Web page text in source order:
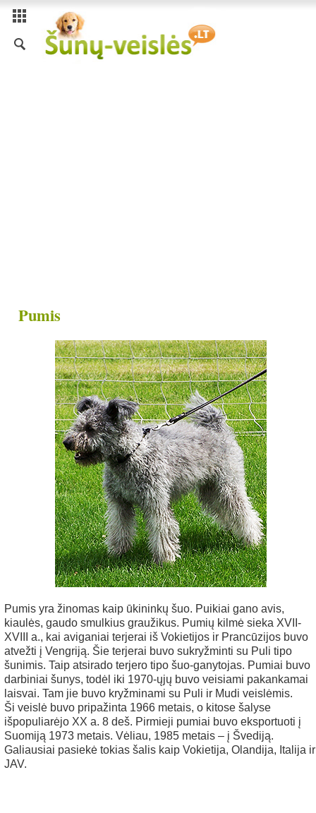
Pumis
Pumis yra žinomas kaip ūkininkų šuo. Puikiai gano avis,
kiaulės, gaudo smulkius graužikus. Pumių kilmė sieka XVII-
XVIII a., kai aviganiai terjerai iš Vokietijos ir Prancūzijos buvo
atvežti į Vengriją. Šie terjerai buvo sukryžminti su Puli tipo
šunimis. Taip atsirado terjero tipo šuo-ganytojas. Pumiai buvo
darbiniai šunys, todėl iki 1970-ųjų buvo veisiami pakankamai
laisvai. Tam jie buvo kryžminami su Puli ir Mudi veislėmis.
Ši veislė buvo pripažinta 1966 metais, o kitose šalyse
išpopuliarėjo XX a. 8 deš. Pirmieji pumiai buvo eksportuoti į
Suomiją 1973 metais. Vėliau, 1985 metais – į Švediją.
Galiausiai pasiekė tokias šalis kaip Vokietija, Olandija, Italija ir
JAV.